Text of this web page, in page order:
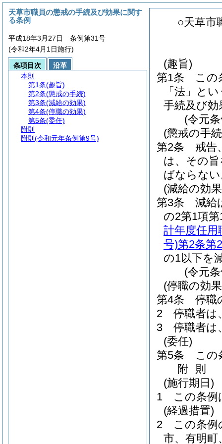
○天草市
(趣旨)
第1条
この
「法」と
手続及び
(令元
(懲戒の手
第2条
戒告
は、その
ばならな
(減給の効
第3条
減給
の2第1項
計年度任用
号)第2条第
の1以下を
(令元
(停職の効
第4条
停職
2
停職者は
3
停職者は
(委任)
第5条
この
附 則
(施行期日)
1
この条例
(経過措置)
2
この条例
市、有明町
天草市職員の懲戒の手続及び効果に関す
る条例
平成18年3月27日 条例第31号
(令和2年4月1日施行)
条項目次
沿革
本則
第1条(趣旨)
第2条(懲戒の手続)
第3条(減給の効果)
第4条(停職の効果)
第5条(委任)
附則
附則 (令和元年条例第9号)